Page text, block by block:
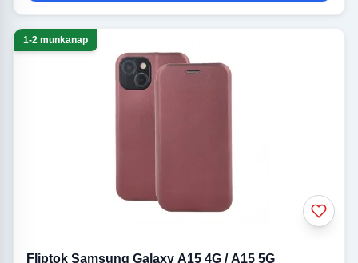
1-2 munkanap
Fliptok Samsung Galaxy A15 4G / A15 5G